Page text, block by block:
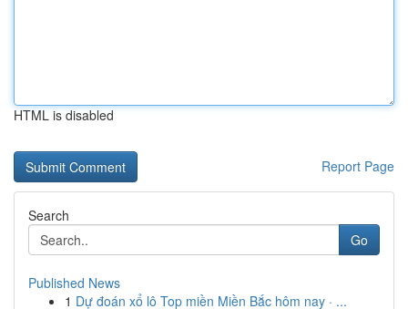
HTML is disabled
Report Page
Search
Go
Published News
1 Dự đoán xổ lô Top miền Miền Bắc hôm nay · ...